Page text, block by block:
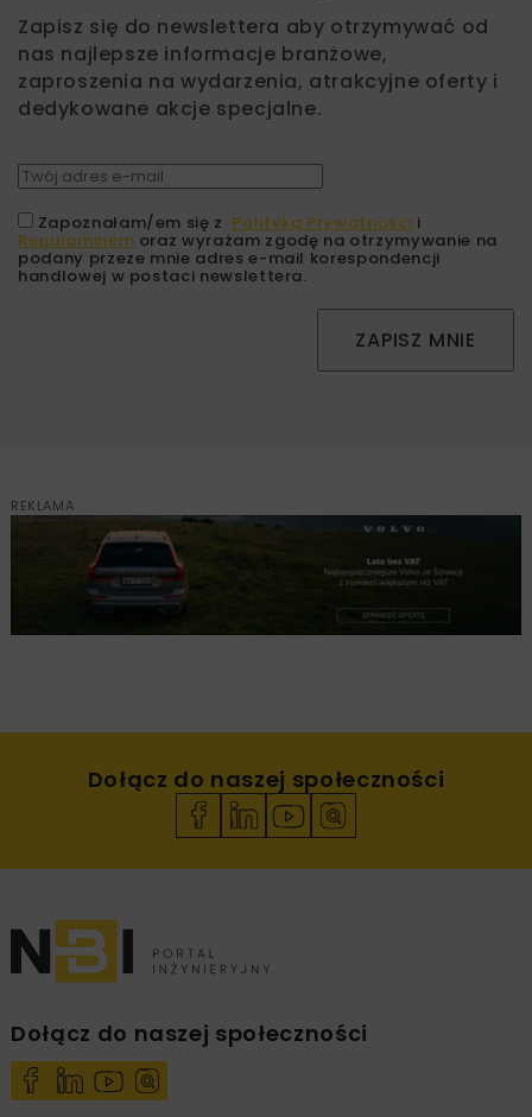
Zapisz się do newslettera aby otrzymywać od
nas najlepsze informacje branżowe,
zaproszenia na wydarzenia, atrakcyjne oferty i
dedykowane akcje specjalne.
Zapoznałam/em się z Polityką Prywatności i
Regulaminem oraz wyrażam zgodę na otrzymywanie na
podany przeze mnie adres e-mail korespondencji
handlowej w postaci newslettera.
ZAPISZ MNIE
REKLAMA
Dołącz do naszej społeczności
Dołącz do naszej społeczności